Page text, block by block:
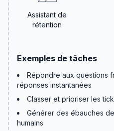
Assistant de
rétention
Exemples de tâches
Répondre aux questions
réponses instantanées
Classer et prioriser les
Générer des ébauches
humains